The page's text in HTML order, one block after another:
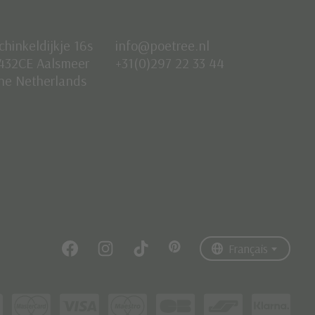
16s
Aalsmeer
Netherlands
info@poetree.nl
+31(0)297 22 33 44
Français